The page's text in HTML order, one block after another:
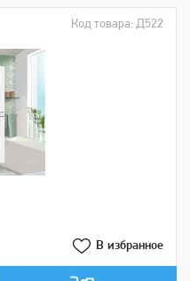
Код товара: Д522
В избранное